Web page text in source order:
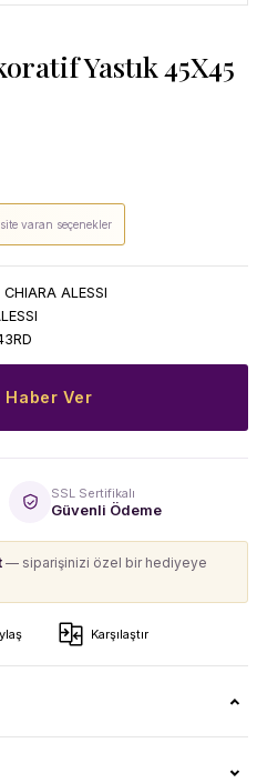
Yastık 45X45
varan seçenekler
CHIARA ALESSI
Haber Ver
SSL Sertifikalı
Güvenli Ödeme
— siparişinizi özel bir hediyeye
Karşılaştır